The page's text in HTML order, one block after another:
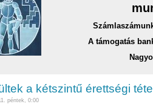
A támogatás
a kétszintű érettségi
péntek, 0:00